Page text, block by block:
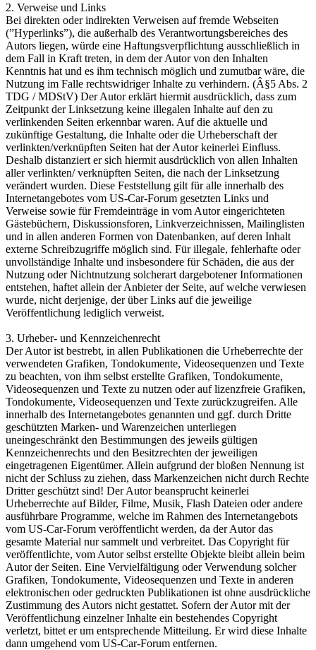
2. Verweise und Links
Bei direkten oder indirekten Verweisen auf fremde Webseiten
(”Hyperlinks”), die außerhalb des Verantwortungsbereiches des
Autors liegen, würde eine Haftungsverpflichtung ausschließlich in
dem Fall in Kraft treten, in dem der Autor von den Inhalten
Kenntnis hat und es ihm technisch möglich und zumutbar wäre, die
Nutzung im Falle rechtswidriger Inhalte zu verhindern. (Â§5 Abs. 2
TDG / MDStV) Der Autor erklärt hiermit ausdrücklich, dass zum
Zeitpunkt der Linksetzung keine illegalen Inhalte auf den zu
verlinkenden Seiten erkennbar waren. Auf die aktuelle und
zukünftige Gestaltung, die Inhalte oder die Urheberschaft der
verlinkten/verknüpften Seiten hat der Autor keinerlei Einfluss.
Deshalb distanziert er sich hiermit ausdrücklich von allen Inhalten
aller verlinkten/ verknüpften Seiten, die nach der Linksetzung
verändert wurden. Diese Feststellung gilt für alle innerhalb des
Internetangebotes vom US-Car-Forum gesetzten Links und
Verweise sowie für Fremdeinträge in vom Autor eingerichteten
Gästebüchern, Diskussionsforen, Linkverzeichnissen, Mailinglisten
und in allen anderen Formen von Datenbanken, auf deren Inhalt
externe Schreibzugriffe möglich sind. Für illegale, fehlerhafte oder
unvollständige Inhalte und insbesondere für Schäden, die aus der
Nutzung oder Nichtnutzung solcherart dargebotener Informationen
entstehen, haftet allein der Anbieter der Seite, auf welche verwiesen
wurde, nicht derjenige, der über Links auf die jeweilige
Veröffentlichung lediglich verweist.
3. Urheber- und Kennzeichenrecht
Der Autor ist bestrebt, in allen Publikationen die Urheberrechte der
verwendeten Grafiken, Tondokumente, Videosequenzen und Texte
zu beachten, von ihm selbst erstellte Grafiken, Tondokumente,
Videosequenzen und Texte zu nutzen oder auf lizenzfreie Grafiken,
Tondokumente, Videosequenzen und Texte zurückzugreifen. Alle
innerhalb des Internetangebotes genannten und ggf. durch Dritte
geschützten Marken- und Warenzeichen unterliegen
uneingeschränkt den Bestimmungen des jeweils gültigen
Kennzeichenrechts und den Besitzrechten der jeweiligen
eingetragenen Eigentümer. Allein aufgrund der bloßen Nennung ist
nicht der Schluss zu ziehen, dass Markenzeichen nicht durch Rechte
Dritter geschützt sind! Der Autor beansprucht keinerlei
Urheberrechte auf Bilder, Filme, Musik, Flash Dateien oder andere
ausführbare Programme, welche im Rahmen des Internetangebots
vom US-Car-Forum veröffentlicht werden, da der Autor das
gesamte Material nur sammelt und verbreitet. Das Copyright für
veröffentlichte, vom Autor selbst erstellte Objekte bleibt allein beim
Autor der Seiten. Eine Vervielfältigung oder Verwendung solcher
Grafiken, Tondokumente, Videosequenzen und Texte in anderen
elektronischen oder gedruckten Publikationen ist ohne ausdrückliche
Zustimmung des Autors nicht gestattet. Sofern der Autor mit der
Veröffentlichung einzelner Inhalte ein bestehendes Copyright
verletzt, bittet er um entsprechende Mitteilung. Er wird diese Inhalte
dann umgehend vom US-Car-Forum entfernen.